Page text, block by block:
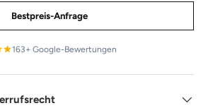
Bestpreis-Anfrage
163+ Google-Bewertungen